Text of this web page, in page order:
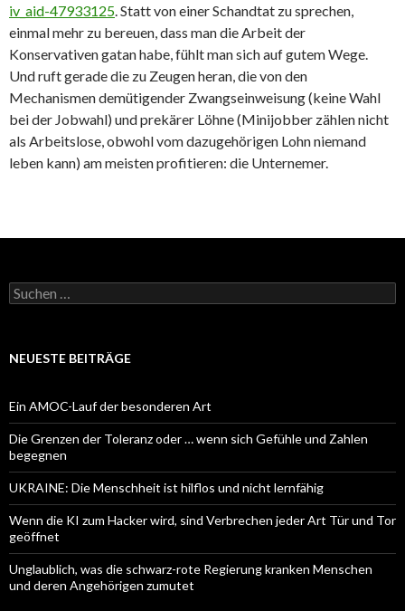
iv_aid-47933125. Statt von einer Schandtat zu sprechen,
einmal mehr zu bereuen, dass man die Arbeit der
Konservativen gatan habe, fühlt man sich auf gutem Wege.
Und ruft gerade die zu Zeugen heran, die von den
Mechanismen demütigender Zwangseinweisung (keine Wahl
bei der Jobwahl) und prekärer Löhne (Minijobber zählen nicht
als Arbeitslose, obwohl vom dazugehörigen Lohn niemand
leben kann) am meisten profitieren: die Unternemer.
Suchen
nach:
NEUESTE BEITRÄGE
Ein AMOC-Lauf der besonderen Art
Die Grenzen der Toleranz oder … wenn sich Gefühle und Zahlen
begegnen
UKRAINE: Die Menschheit ist hilflos und nicht lernfähig
Wenn die KI zum Hacker wird, sind Verbrechen jeder Art Tür und Tor
geöffnet
Unglaublich, was die schwarz-rote Regierung kranken Menschen
und deren Angehörigen zumutet